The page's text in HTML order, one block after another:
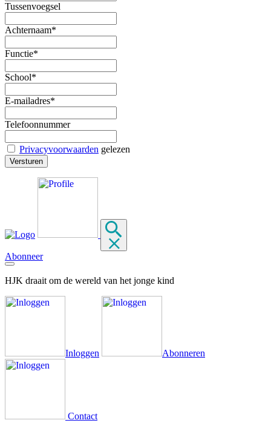
Tussenvoegsel
Achternaam*
Functie*
School*
E-mailadres*
Telefoonnummer
Privacyvoorwaarden gelezen
Abonneer
HJK draait om de wereld van het jonge kind
Inloggen Abonneren
Contact